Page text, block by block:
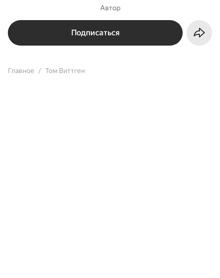
Автор
Подписаться
Главное Том Виттген